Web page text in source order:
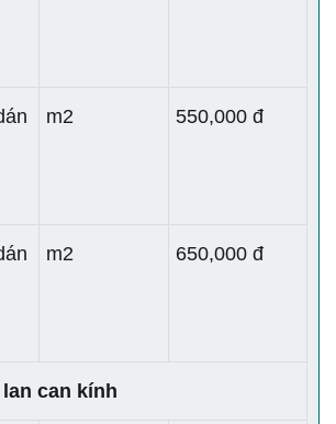
m2 550,000 đ
m2 650,000 đ
can kính